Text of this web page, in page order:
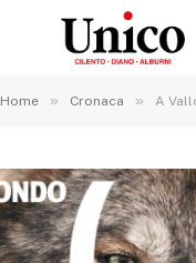
Home » Cronaca » A Vallo